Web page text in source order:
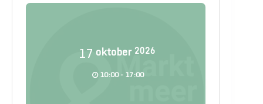
17 oktober 2026
10:00 - 17:00